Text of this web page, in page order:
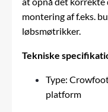
montering af f.eks.
løbsmøtrikker.
Tekniske
Type:
platform